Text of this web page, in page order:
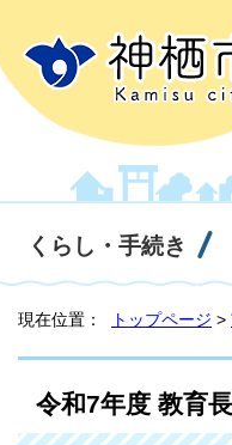
くらし・手続き
現在位置： トップページ >
令和7年度 教育